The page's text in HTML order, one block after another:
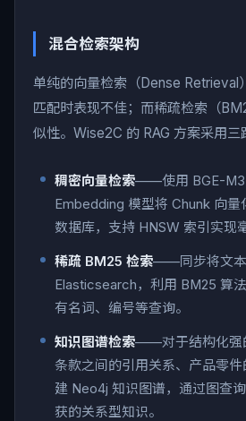
混合检索架构
单纯的向量检索（Dense Retrieval
匹配时表现不佳；而稀疏检索（
似性。Wise2C 的 RAG 方案采用三
稠密向量检索——使用 BGE-M3
Embedding 模型将 Chunk 向量
数据库，支持 HNSW 索引实现
稀疏 BM25 检索——同步将文
Elasticsearch，利用 BM25 算
有名词、编号等查询。
知识图谱检索——对于结构化强
条款之间的引用关系、产品零
建 Neo4j 知识图谱，通过图查
获的关系型知识。